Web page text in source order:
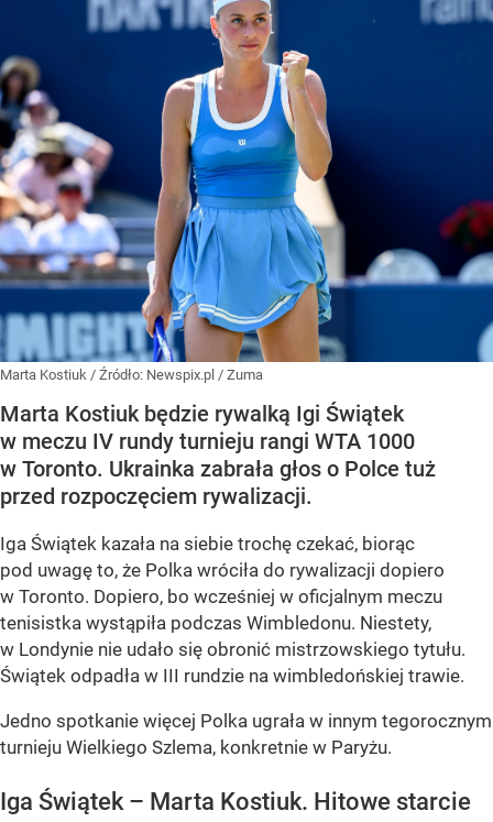
Marta Kostiuk / Źródło: Newspix.pl / Zuma
Marta Kostiuk będzie rywalką Igi Świątek
w meczu IV rundy turnieju rangi WTA 1000
w Toronto. Ukrainka zabrała głos o Polce tuż
przed rozpoczęciem rywalizacji.
Iga Świątek kazała na siebie trochę czekać, biorąc
pod uwagę to, że Polka wróciła do rywalizacji dopiero
w Toronto. Dopiero, bo wcześniej w oficjalnym meczu
tenisistka wystąpiła podczas Wimbledonu. Niestety,
w Londynie nie udało się obronić mistrzowskiego tytułu.
Świątek odpadła w III rundzie na wimbledońskiej trawie.
Jedno spotkanie więcej Polka ugrała w innym tegorocznym
turnieju Wielkiego Szlema, konkretnie w Paryżu.
Iga Świątek – Marta Kostiuk. Hitowe starcie